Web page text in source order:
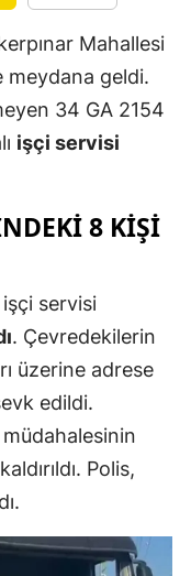
Elazığ
Erzincan
Erzurum
Eskişehir
Giresun
Hakkari
Hatay
Mersin
İzmir
Mahallesi
meydana geldi.
34 GA 2154
işçi servisi
8 KİŞİ
işçi servisi
. Çevredekilerin
üzerine adrese
edildi.
müdahalesinin
Polis,